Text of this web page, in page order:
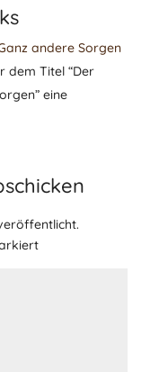
andere Sorgen
dem Titel “Der
eine